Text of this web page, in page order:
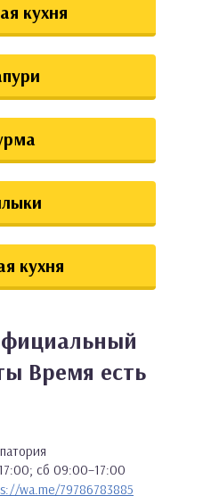
кухня
кухня
Время есть
сб 09:00–17:00
wa.me/79786783885